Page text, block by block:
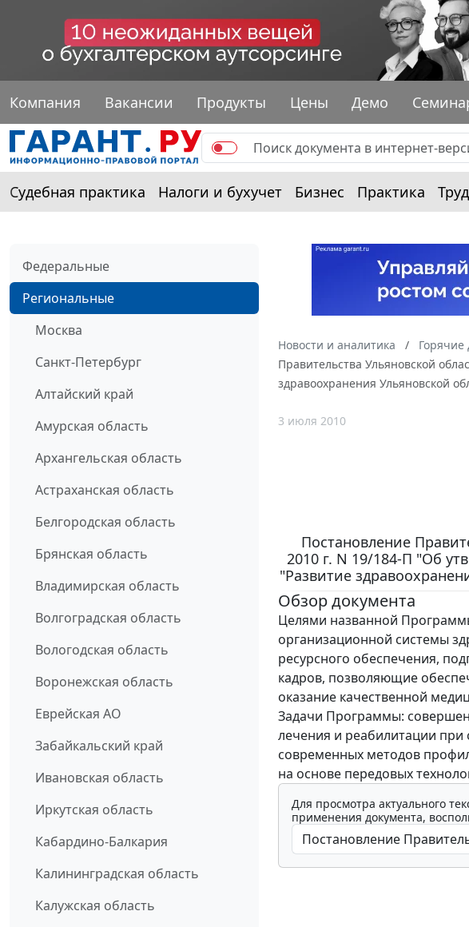
Компания Вакансии Продукты Цены Демо
Судебная практика Налоги и бухучет Бизнес Практика Труд
Федеральные
Региональные
Москва
Санкт-Петербург
Алтайский край
Амурская область
Архангельская область
Астраханская область
Белгородская область
Брянская область
Владимирская область
Волгоградская область
Вологодская область
Воронежская область
Еврейская АО
Забайкальский край
Ивановская область
Иркутская область
Кабардино-Балкария
Калининградская область
Калужская область
Новости и аналитика Горячие
Правительства Ульяновской
здравоохранения Ульяновской
3 июля 2010
Постановление
2010 г. N 19/184-П "Об
"Развитие
Обзор документа
Целями названной
организационной системы
ресурсного обеспечения,
кадров, позволяющие
оказание качественной
Задачи Программы:
лечения и реабилитации
современных методов
на основе передовых
Для просмотра актуального
применения документа,